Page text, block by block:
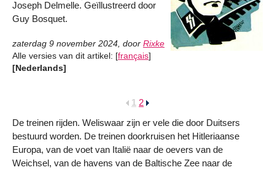
Joseph Delmelle. Geïllustreerd door
Guy Bosquet.
zaterdag 9 november 2024, door Rixke
Alle versies van dit artikel: [français]
[Nederlands]
1 2
De treinen rijden. Weliswaar zijn er vele die door Duitsers
bestuurd worden. De treinen doorkruisen het Hitleriaanse
Europa, van de voet van Italië naar de oevers van de
Weichsel, van de havens van de Baltische Zee naar de